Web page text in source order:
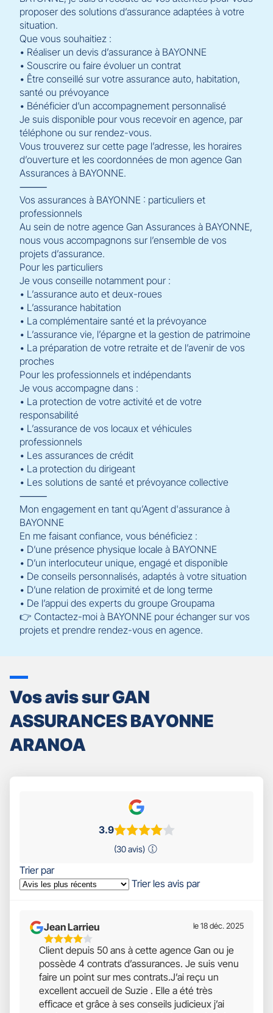
proposer des solutions d’assurance adaptées à votre
situation.
Que vous souhaitiez :
• Réaliser un devis d’assurance à BAYONNE
• Souscrire ou faire évoluer un contrat
• Être conseillé sur votre assurance auto, habitation,
santé ou prévoyance
• Bénéficier d’un accompagnement personnalisé
Je suis disponible pour vous recevoir en agence, par
téléphone ou sur rendez-vous.
Vous trouverez sur cette page l’adresse, les horaires
d’ouverture et les coordonnées de mon agence Gan
Assurances à BAYONNE.
⸻
Vos assurances à BAYONNE : particuliers et
professionnels
Au sein de notre agence Gan Assurances à BAYONNE,
nous vous accompagnons sur l’ensemble de vos
projets d’assurance.
Pour les particuliers
Je vous conseille notamment pour :
• L’assurance auto et deux-roues
• L’assurance habitation
• La complémentaire santé et la prévoyance
• L’assurance vie, l’épargne et la gestion de patrimoine
• La préparation de votre retraite et de l’avenir de vos
proches
Pour les professionnels et indépendants
Je vous accompagne dans :
• La protection de votre activité et de votre
responsabilité
• L’assurance de vos locaux et véhicules
professionnels
• Les assurances de crédit
• La protection du dirigeant
• Les solutions de santé et prévoyance collective
⸻
Mon engagement en tant qu’Agent d'assurance à
BAYONNE
En me faisant confiance, vous bénéficiez :
• D’une présence physique locale à BAYONNE
• D’un interlocuteur unique, engagé et disponible
• De conseils personnalisés, adaptés à votre situation
• D’une relation de proximité et de long terme
• De l’appui des experts du groupe Groupama
👉 Contactez-moi à BAYONNE pour échanger sur vos
projets et prendre rendez-vous en agence.
Vos avis sur GAN
ASSURANCES BAYONNE
ARANOA
3.9
(30 avis)
Trier par
Trier les avis par
Jean Larrieu
4
Étoiles
Sur
5
le 18 déc. 2025
Client depuis 50 ans à cette agence Gan ou je
possède 4 contrats d’assurances. Je suis venu
faire un point sur mes contrats.J’ai reçu un
excellent accueil de Suzie . Elle a été très
efficace et grâce à ses conseils judicieux j’ai